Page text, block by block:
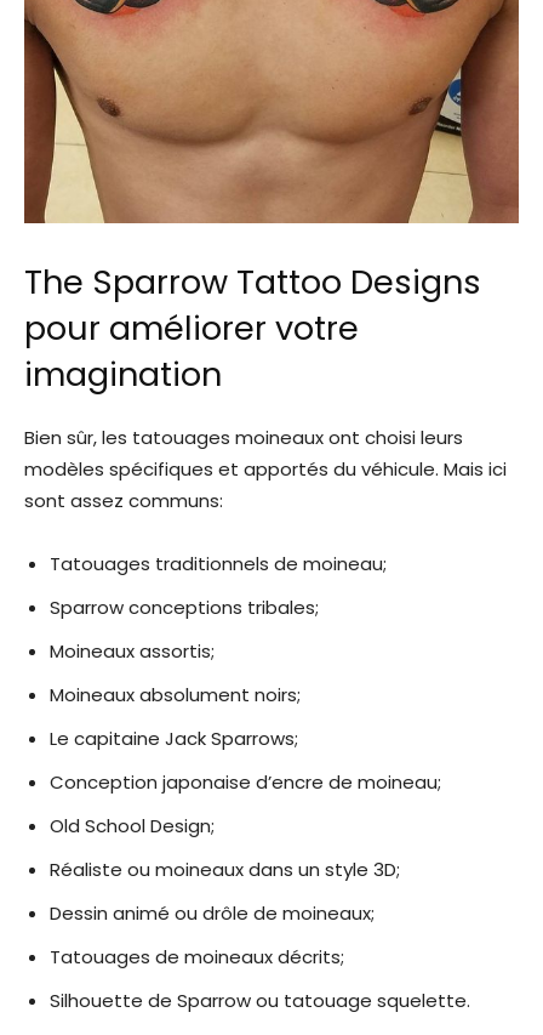
The Sparrow Tattoo Designs
pour améliorer votre
imagination
Bien sûr, les tatouages ​​moineaux ont choisi leurs
modèles spécifiques et apportés du véhicule. Mais ici
sont assez communs:
Tatouages ​​traditionnels de moineau;
Sparrow conceptions tribales;
Moineaux assortis;
Moineaux absolument noirs;
Le capitaine Jack Sparrows;
Conception japonaise d’encre de moineau;
Old School Design;
Réaliste ou moineaux dans un style 3D;
Dessin animé ou drôle de moineaux;
Tatouages ​​de moineaux décrits;
Silhouette de Sparrow ou tatouage squelette.